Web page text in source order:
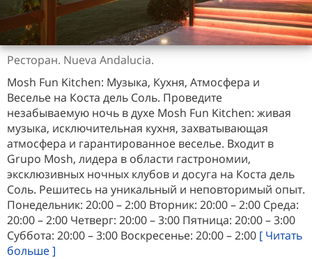
Ресторан. Nueva Andalucia.
Mosh Fun Kitchen: Музыка, Кухня, Атмосфера и
Веселье на Коста дель Соль. Проведите
незабываемую ночь в духе Mosh Fun Kitchen: живая
музыка, исключительная кухня, захватывающая
атмосфера и гарантированное веселье. Входит в
Grupo Mosh, лидера в области гастрономии,
эксклюзивных ночных клубов и досуга на Коста дель
Соль. Решитесь на уникальный и неповторимый опыт.
Понедельник: 20:00 – 2:00 Вторник: 20:00 – 2:00 Среда:
20:00 – 2:00 Четверг: 20:00 – 3:00 Пятница: 20:00 – 3:00
Суббота: 20:00 – 3:00 Воскресенье: 20:00 – 2:00 [ Читать
больше ]